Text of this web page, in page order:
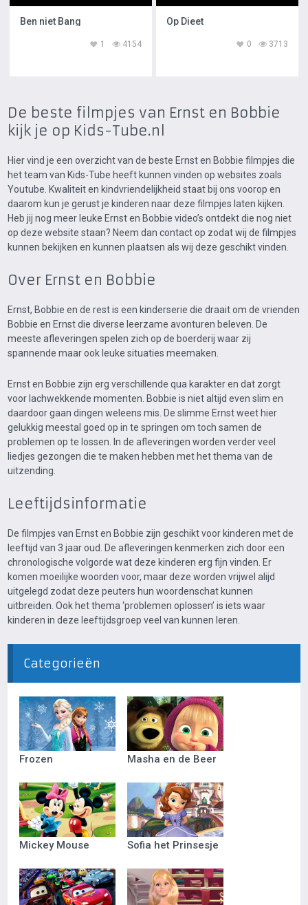
Ben niet Bang
4154
1
Op Dieet
3713
0
De beste filmpjes van Ernst en Bobbie
kijk je op Kids-Tube.nl
Hier vind je een overzicht van de beste Ernst en Bobbie filmpjes die
het team van Kids-Tube heeft kunnen vinden op websites zoals
Youtube. Kwaliteit en kindvriendelijkheid staat bij ons voorop en
daarom kun je gerust je kinderen naar deze filmpjes laten kijken.
Heb jij nog meer leuke Ernst en Bobbie video’s ontdekt die nog niet
op deze website staan? Neem dan contact op zodat wij de filmpjes
kunnen bekijken en kunnen plaatsen als wij deze geschikt vinden.
Over Ernst en Bobbie
Ernst, Bobbie en de rest is een kinderserie die draait om de vrienden
Bobbie en Ernst die diverse leerzame avonturen beleven. De
meeste afleveringen spelen zich op de boerderij waar zij
spannende maar ook leuke situaties meemaken.
Ernst en Bobbie zijn erg verschillende qua karakter en dat zorgt
voor lachwekkende momenten. Bobbie is niet altijd even slim en
daardoor gaan dingen weleens mis. De slimme Ernst weet hier
gelukkig meestal goed op in te springen om toch samen de
problemen op te lossen. In de afleveringen worden verder veel
liedjes gezongen die te maken hebben met het thema van de
uitzending.
Leeftijdsinformatie
De filmpjes van Ernst en Bobbie zijn geschikt voor kinderen met de
leeftijd van 3 jaar oud. De afleveringen kenmerken zich door een
chronologische volgorde wat deze kinderen erg fijn vinden. Er
komen moeilijke woorden voor, maar deze worden vrijwel alijd
uitgelegd zodat deze peuters hun woordenschat kunnen
uitbreiden. Ook het thema ‘problemen oplossen’ is iets waar
kinderen in deze leeftijdsgroep veel van kunnen leren.
Categorieën
Frozen Masha en de Beer
Mickey Mouse Sofia het Prinsesje